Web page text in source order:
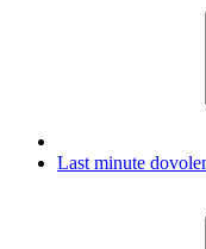
Last minute